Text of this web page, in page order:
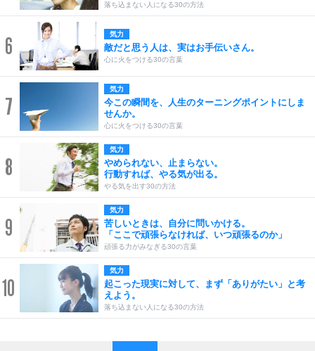
落ち込まない人になる30の方法
6 気力
敵だと思う人は、実はお手伝いさん。
心に火をつける30の言葉
7
気力
今この瞬間を、人生のターニングポイントにしま
せんか。
心に火をつける30の言葉
8
気力
やめられない、止まらない。
行動すれば、やる気が出る。
やる気を出す30の方法
9
気力
苦しいときは、自分に問いかける。
「ここで頑張らなければ、いつ頑張るのか」
頑張る力がみなぎる30の言葉
10
気力
起こった現実に対して、まず「ありがたい」と考
えよう。
落ち込まない人になる30の方法